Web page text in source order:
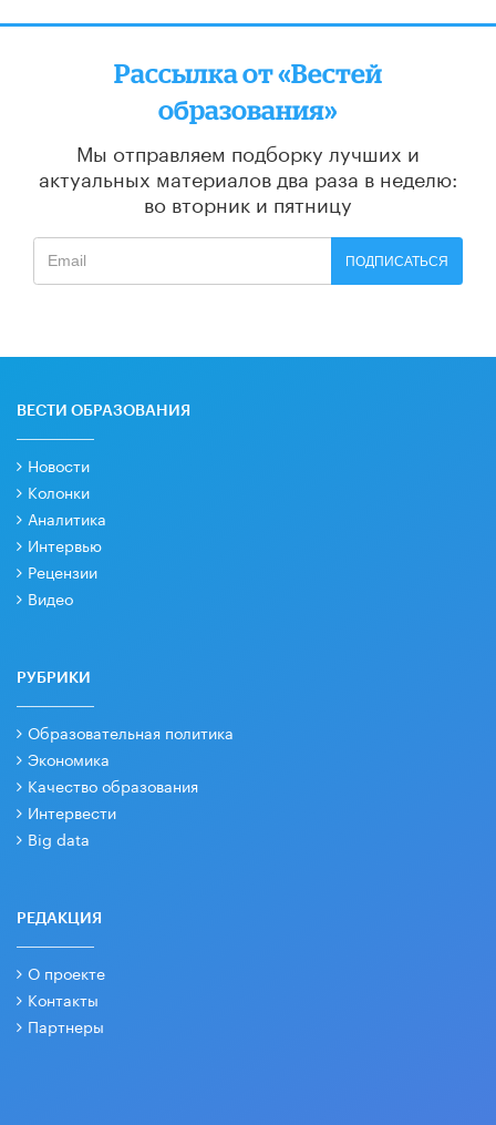
Рассылка от «Вестей
образования»
Мы отправляем подборку лучших и
актуальных материалов два раза в неделю:
во вторник и пятницу
ПОДПИСАТЬСЯ
ВЕСТИ ОБРАЗОВАНИЯ
Новости
Колонки
Аналитика
Интервью
Рецензии
Видео
РУБРИКИ
Образовательная политика
Экономика
Качество образования
Интервести
Big data
РЕДАКЦИЯ
О проекте
Контакты
Партнеры